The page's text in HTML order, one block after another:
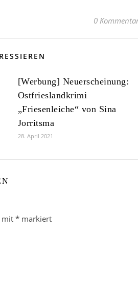
0
[Werbung] Neuerscheinung:
Ostfrieslandkrimi
„Friesenleiche“ von Sina
Jorritsma
28. April 2021
mit* markiert